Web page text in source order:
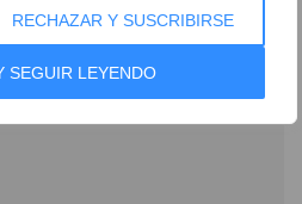
RECHAZAR Y SUSCRIBIRSE
SEGUIR LEYENDO
Piera Inmobiliaria